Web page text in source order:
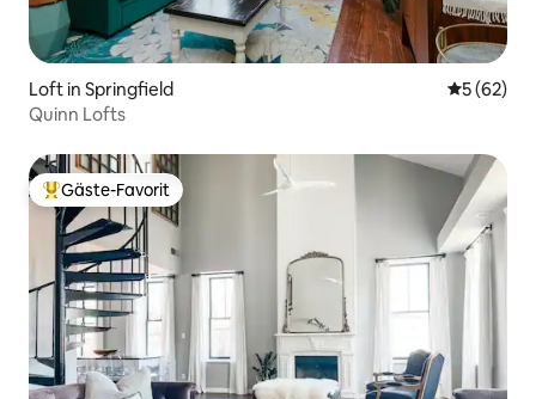
Loft in Springfield
5 (62)
Quinn Lofts
Beliebter Gäste-Favorit.
Gäste-Favorit